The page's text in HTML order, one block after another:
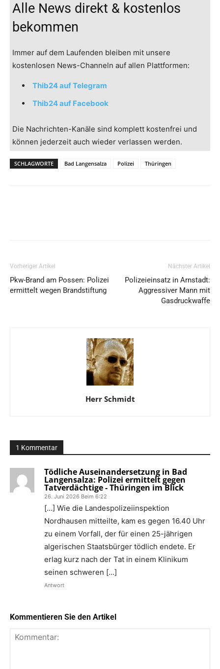
Alle News direkt & kostenlos
bekommen
Immer auf dem Laufenden bleiben mit unsere
kostenlosen News-Channeln auf allen Plattformen:
Thib24 auf Telegram
Thib24 auf Facebook
Die Nachrichten-Kanäle sind komplett kostenfrei und
können jederzeit auch wieder verlassen werden.
SCHLAGWORTE Bad Langensalza Polizei Thüringen
Vorheriger Artikel
Pkw-Brand am Possen: Polizei
ermittelt wegen Brandstiftung
Nächster Artikel
Polizeieinsatz in Arnstadt:
Aggressiver Mann mit
Gasdruckwaffe
Herr Schmidt
1 Kommentar
Tödliche Auseinandersetzung in Bad
Langensalza: Polizei ermittelt gegen
Tatverdächtige - Thüringen im Blick
26. Juni 2026 Beim 6:22
[…] Wie die Landespolizeiinspektion
Nordhausen mitteilte, kam es gegen 16.40 Uhr
zu einem Vorfall, der für einen 25-jährigen
algerischen Staatsbürger tödlich endete. Er
erlag kurz nach der Tat in einem Klinikum
seinen schweren […]
Antwort
Kommentieren Sie den Artikel